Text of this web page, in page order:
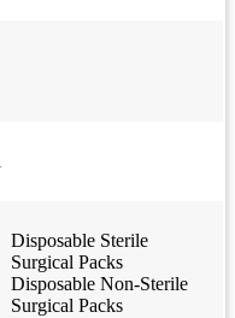
Disposable Sterile
Surgical Packs
Disposable Non-Sterile
Surgical Packs